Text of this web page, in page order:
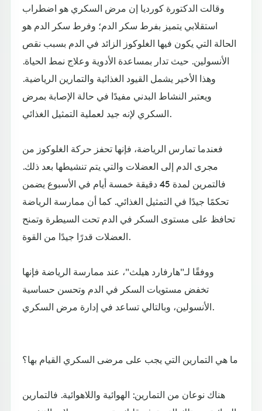
وقالت الدكتورة كورديا إن مرض السكري هو اضطراب
استقلابي يتميز بفرط سكر الدم؛ وفرط سكر الدم هو
الحالة التي يكون فيها الغلوكوز الزائد في الدم بسبب نقص
الأنسولين. حيث تدار بمساعدة الأدوية وعلاج نمط الحياة.
وهذا الأخير يشمل القيود الغذائية والتمارين الرياضية.
ويعتبر النشاط البدني مفيدًا في حالة الإصابة بمرض
السكري لإنه جيد لعملية التمثيل الغذائي.
فعندما تمارس الرياضة، فإنها تحفز حركة الغلوكوز من
مجرى الدم إلى العضلات والتي يتم تنشيطها بعد ذلك.
فالتمرين لمدة 45 دقيقة خمسة أيام في الأسبوع يضمن
تحكمًا جيدًا في التمثيل الغذائي. كما أن ممارسة الرياضة
تحافظ على مستوى السكر في الدم تحت السيطرة وتمنح
العضلات قدرًا جيدًا من القوة.
ووفقًا لـ"هارفارد هيلث"، عند ممارسة الرياضة فإنها
تخفض مستويات السكر في الدم وتحسن حساسية
الأنسولين، وبالتالي تساعد في إدارة مرض السكري.
ما هي التمارين التي يجب على مرضى السكري القيام بها؟
هناك نوعان من التمارين: الهوائية واللاهوائية. فالتمارين